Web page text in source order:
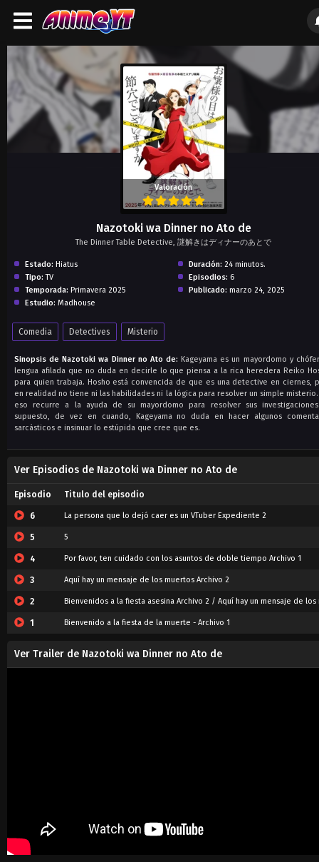
Valoración
Nazotoki wa Dinner no Ato de
The Dinner Table Detective, 謎解きはディナーのあとで
Estado: Hiatus
Tipo: TV
Temporada: Primavera 2025
Estudio: Madhouse
Duración: 24 minutos.
Episodios: 6
Publicado: marzo 24, 2025
Comedia Detectives Misterio
Sinopsis de Nazotoki wa Dinner no Ato de: Kageyama es un mayordomo y
lengua afilada que no duda en decirle lo que piensa a la rica heredera Reiko
para quien trabaja. Hosho está convencida de que es una detective en ciernes,
en realidad no tiene ni las habilidades ni la lógica para resolver un simple misterio.
eso recurre a la ayuda de su mayordomo para resolver sus
supuesto, de vez en cuando, Kageyama no duda en hacer algunos
sarcásticos e insinuar lo estúpida que cree que es.
Ver Episodios de Nazotoki wa Dinner no Ato de
Episodio Titulo del episodio
6 La persona que lo dejó caer es un VTuber Expediente 2
5 5
4 Por favor, ten cuidado con los asuntos de doble tiempo Archivo 1
3 Aquí hay un mensaje de los muertos Archivo 2
2
1 Bienvenido a la fiesta de la muerte - Archivo 1
Ver Trailer de Nazotoki wa Dinner no Ato de